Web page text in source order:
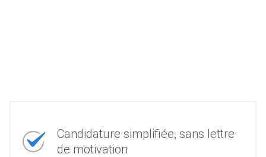
Candidature simplifiée, sans lettre
de motivation